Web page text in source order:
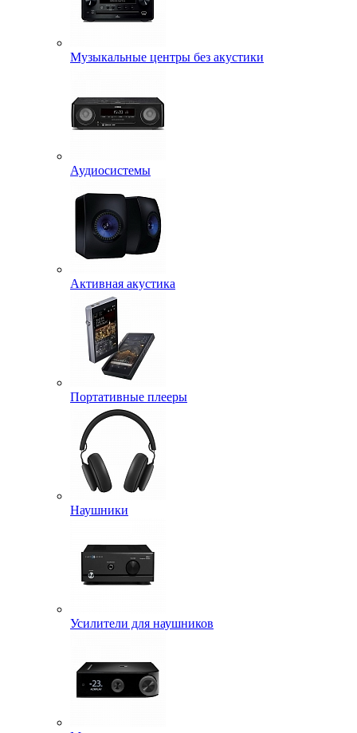
Музыкальные центры без акустики
Аудиосистемы
Активная акустика
Портативные плееры
Наушники
Усилители для наушников